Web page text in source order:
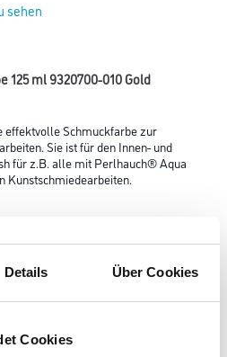
Details Über Cookies
Cookies
sehen
125 ml 9320700-010 Gold
Schmuckfarbe zur
Sie ist für den Innen- und
für z.B. alle mit Perlhauch® Aqua
Kunstschmiedearbeiten.